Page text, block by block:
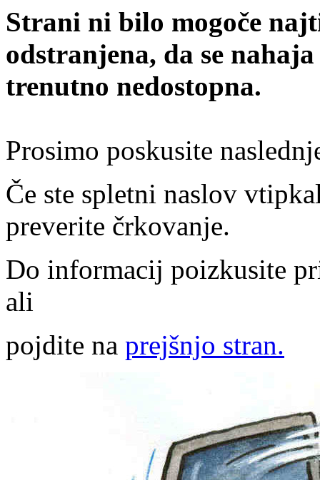
Strani ni bilo mogoče
odstranjena, da se
trenutno nedostopna.
Prosimo poskusite
Če ste spletni naslov
preverite črkovanje.
Do informacij poizkusite
ali
pojdite na prejšnjo stran.